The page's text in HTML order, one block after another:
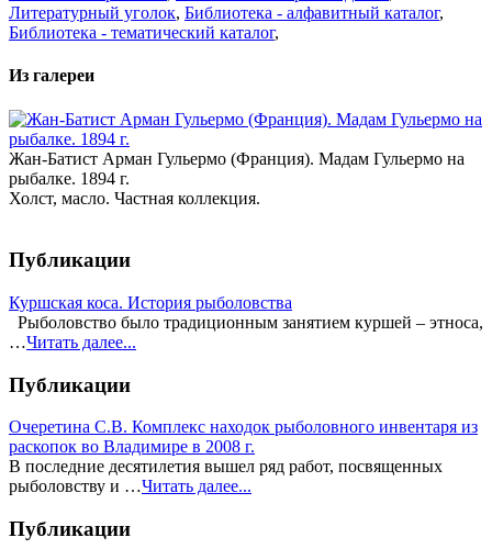
Литературный уголок, Библиотека - алфавитный каталог,
Библиотека - тематический каталог,
Из галереи
Жан-Батист Арман Гульермо (Франция). Мадам Гульермо на
рыбалке. 1894 г.
Холст, масло. Частная коллекция.
Публикации
Куршская коса. История рыболовства
Рыболовство было традиционным занятием куршей – этноса,
…Читать далее...
Публикации
Очеретина С.В. Комплекс находок рыболовного инвентаря из
раскопок во Владимире в 2008 г.
В последние десятилетия вышел ряд работ, посвященных
рыболовству и …Читать далее...
Публикации